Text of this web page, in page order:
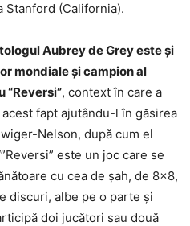
Stanford (California).
Aubrey de Grey este şi
mondiale şi campion al
“Reversi”, context în care a
fapt ajutându-l în găsirea
Nelson, după cum el
este un joc care se
cu cea de şah, de 8×8,
discuri, albe pe o parte şi
doi jucători sau două